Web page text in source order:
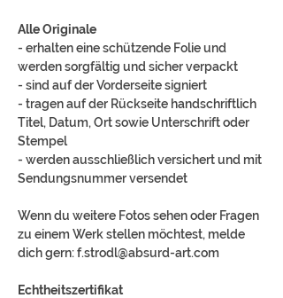
Alle Originale
- erhalten eine schützende Folie und
werden sorgfältig und sicher verpackt
- sind auf der Vorderseite signiert
- tragen auf der Rückseite handschriftlich
Titel, Datum, Ort sowie Unterschrift oder
Stempel
- werden ausschließlich versichert und mit
Sendungsnummer versendet
Wenn du weitere Fotos sehen oder Fragen
zu einem Werk stellen möchtest, melde
dich gern: f.strodl@absurd-art.com
Echtheitszertifikat